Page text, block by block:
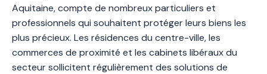
Aquitaine, compte de nombreux particuliers et
professionnels qui souhaitent protéger leurs biens les
plus précieux. Les résidences du centre-ville, les
commerces de proximité et les cabinets libéraux du
secteur sollicitent régulièrement des solutions de